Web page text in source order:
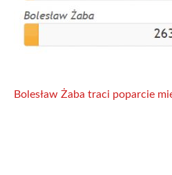
Bolesław Żaba traci poparcie